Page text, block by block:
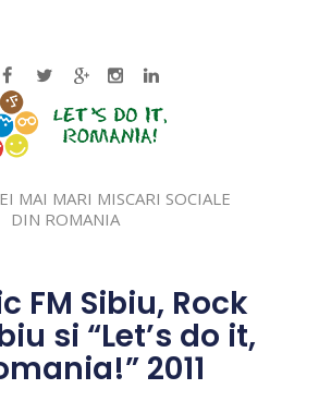
MAI MARI MISCARI SOCIALE
DIN ROMANIA
FM Sibiu, Rock
si “Let’s do it,
2011